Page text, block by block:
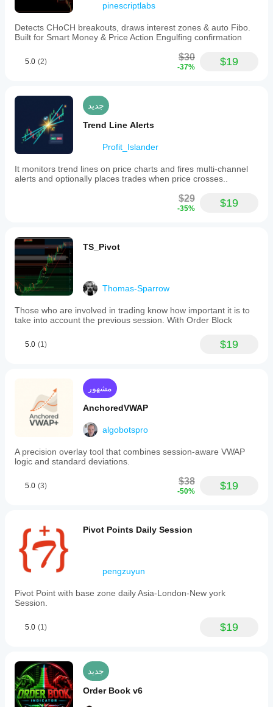
pinescriptlabs
Detects CHoCH breakouts, draws interest zones & auto Fibo.
Built for Smart Money & Price Action Engulfing confirmation
5.0 (2) $30
-37% $19
جديد
Trend Line Alerts
Profit_Islander
It monitors trend lines on price charts and fires multi-channel
alerts and optionally places trades when price crosses..
$29
-35% $19
TS_Pivot
Thomas-Sparrow
Those who are involved in trading know how important it is to
take into account the previous session. With Order Block
5.0 (1) $19
مشهور
AnchoredVWAP
algobotspro
A precision overlay tool that combines session-aware VWAP
logic and standard deviations.
5.0 (3) $38
-50% $19
Pivot Points Daily Session
pengzuyun
Pivot Point with base zone daily Asia-London-New york
Session.
5.0 (1) $19
جديد
Order Book v6